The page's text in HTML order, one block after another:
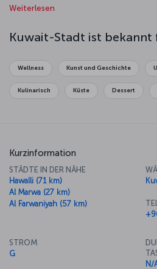
quirlige Stadt im Nahen Osten lohnt
Weiterlesen
Kuwait-Stadt ist bekannt
Wellness Kunst und Geschichte
Kulinarisch Küste Dessert
Kurzinformation
STÄDTE IN DER NÄHE
Hawalli (71 km)
Al Marwa (27 km)
Al Farwaniyah (57 km)
STROM
G
N/